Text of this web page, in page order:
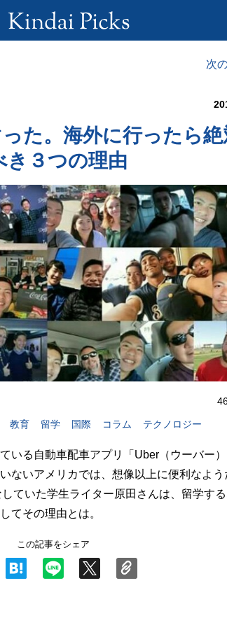
次
た。海外に行ったら
き３つの理由
教育 留学 国際 コラム テクノロジー
いる自動車配車アプリ「Uber（ウーバー
ないアメリカでは、想像以上に便利なよう
ていた学生ライター原田さんは、留学す
てその理由とは。
この記事をシェア